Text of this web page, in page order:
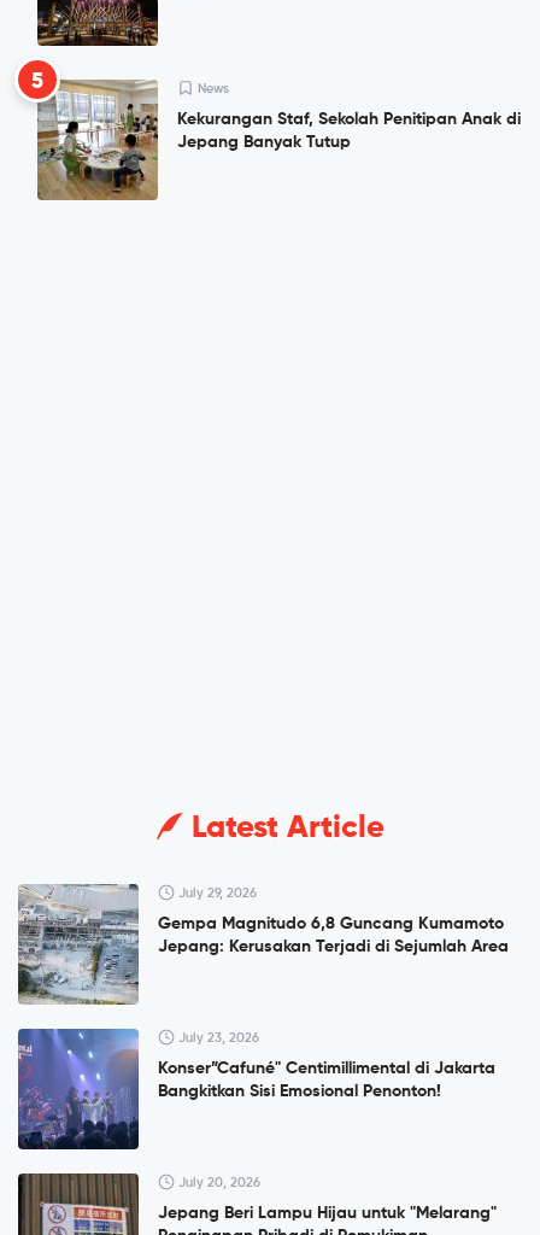
5 News
Kekurangan Staf, Sekolah Penitipan Anak di
Jepang Banyak Tutup
Latest Article
July 29, 2026
Gempa Magnitudo 6,8 Guncang Kumamoto
Jepang: Kerusakan Terjadi di Sejumlah Area
July 23, 2026
Konser”Cafuné" Centimillimental di Jakarta
Bangkitkan Sisi Emosional Penonton!
July 20, 2026
Jepang Beri Lampu Hijau untuk "Melarang"